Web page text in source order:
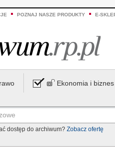
POZNAJ NASZE PRODUKTY E-
Ekonomia i biznes
dostęp do archiwum? Zobacz ofertę